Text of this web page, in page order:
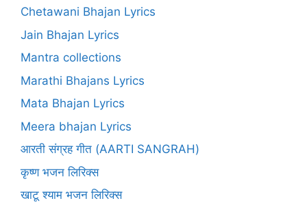
Chetawani Bhajan Lyrics
Jain Bhajan Lyrics
Mantra collections
Marathi Bhajans Lyrics
Mata Bhajan Lyrics
Meera bhajan Lyrics
आरती संग्रह गीत (AARTI SANGRAH)
कृष्ण भजन लिरिक्स
खाटू श्याम भजन लिरिक्स